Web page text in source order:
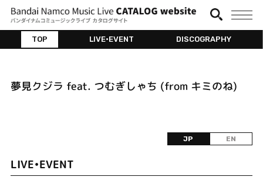
TOP LIVE•EVENT DISCOGRAPHY
夢見クジラ feat. つむぎしゃち (from キミのね)
JP EN
LIVE•EVENT